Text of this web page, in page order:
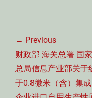
章
导
航
← Previous
Previous
post:
财政部 海关总署 国
总局信息产业部关于
于0.8微米（含）集